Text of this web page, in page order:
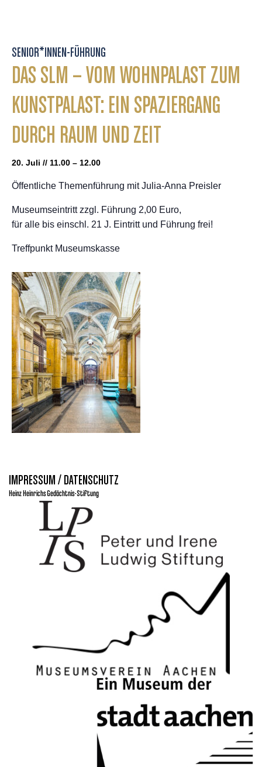
SENIOR*INNEN-FÜHRUNG
DAS SLM – VOM WOHNPALAST ZUM
KUNSTPALAST: EIN SPAZIERGANG
DURCH RAUM UND ZEIT
20. Juli // 11.00 – 12.00
Öffentliche Themenführung mit Julia-Anna Preisler
Museumseintritt zzgl. Führung 2,00 Euro,
für alle bis einschl. 21 J. Eintritt und Führung frei!
Treffpunkt Museumskasse
IMPRESSUM / DATENSCHUTZ
Heinz Heinrichs Gedächtnis-Stiftung